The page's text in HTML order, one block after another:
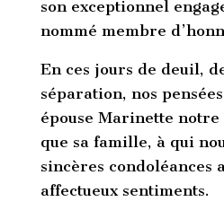
son exceptionnel
nommé membre
En ces jours de deuil,
séparation, nos
épouse Marinette
que sa famille, à qui
sincères condoléances
affectueux sentiments.